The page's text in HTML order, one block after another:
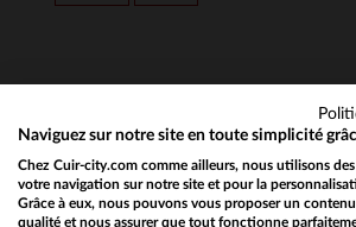
TAILLES DISPONIBLESNEWSLETTER
Recevez par mail nos
Naviguez sur notre site en toute simplicité
Chez Cuir-city.com comme ailleurs, nous utilisons
votre navigation sur notre site et pour la
Grâce à eux, nous pouvons vous proposer un
qualité et nous assurer que tout fonctionne